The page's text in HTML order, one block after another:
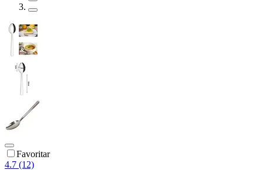
Favoritar
4.7 (12)